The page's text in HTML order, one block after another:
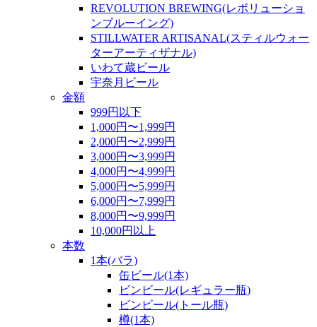
REVOLUTION BREWING(レボリューショ
ンブルーイング)
STILLWATER ARTISANAL(スティルウォー
ターアーティザナル)
いわて蔵ビール
宇奈月ビール
金額
999円以下
1,000円〜1,999円
2,000円〜2,999円
3,000円〜3,999円
4,000円〜4,999円
5,000円〜5,999円
6,000円〜7,999円
8,000円〜9,999円
10,000円以上
本数
1本(バラ)
缶ビール(1本)
ビンビール(レギュラー瓶)
ビンビール(トール瓶)
樽(1本)